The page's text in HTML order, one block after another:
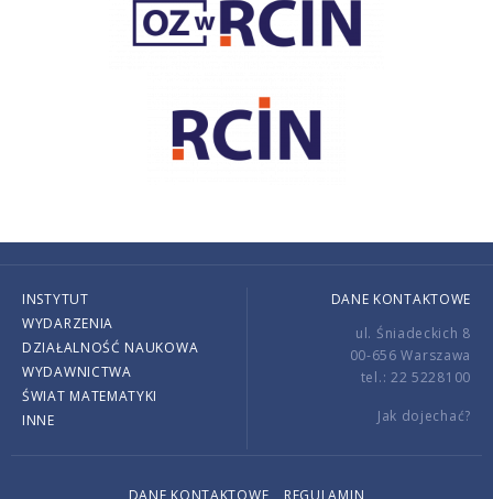
INSTYTUT
WYDARZENIA
DZIAŁALNOŚĆ NAUKOWA
WYDAWNICTWA
ŚWIAT MATEMATYKI
INNE
DANE KONTAKTOWE
ul. Śniadeckich 8
00-656 Warszawa
tel.: 22 5228100
Jak dojechać?
DANE KONTAKTOWE REGULAMIN